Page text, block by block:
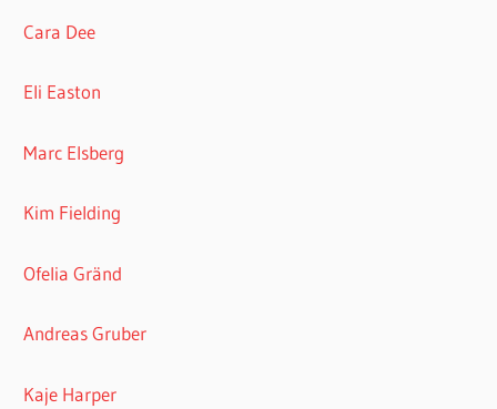
Cara Dee
Eli Easton
Marc Elsberg
Kim Fielding
Ofelia Gränd
Andreas Gruber
Kaje Harper